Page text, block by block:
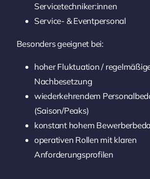
Servicetechniker:innen
Service- & Eventpersonal
Besonders geeignet bei:
hoher Fluktuation /
Nachbesetzung
wiederkehrendem
(Saison/Peaks)
konstant hohem
operativen Rollen mit klaren
Anforderungsprofilen